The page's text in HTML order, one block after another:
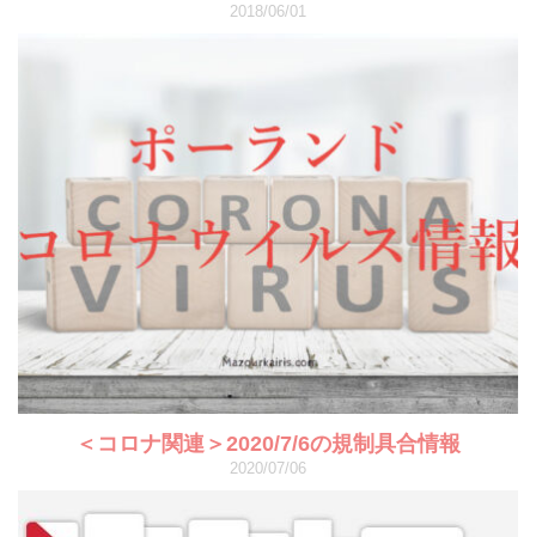
2018/06/01
＜コロナ関連＞2020/7/6の規制具合情報
2020/07/06